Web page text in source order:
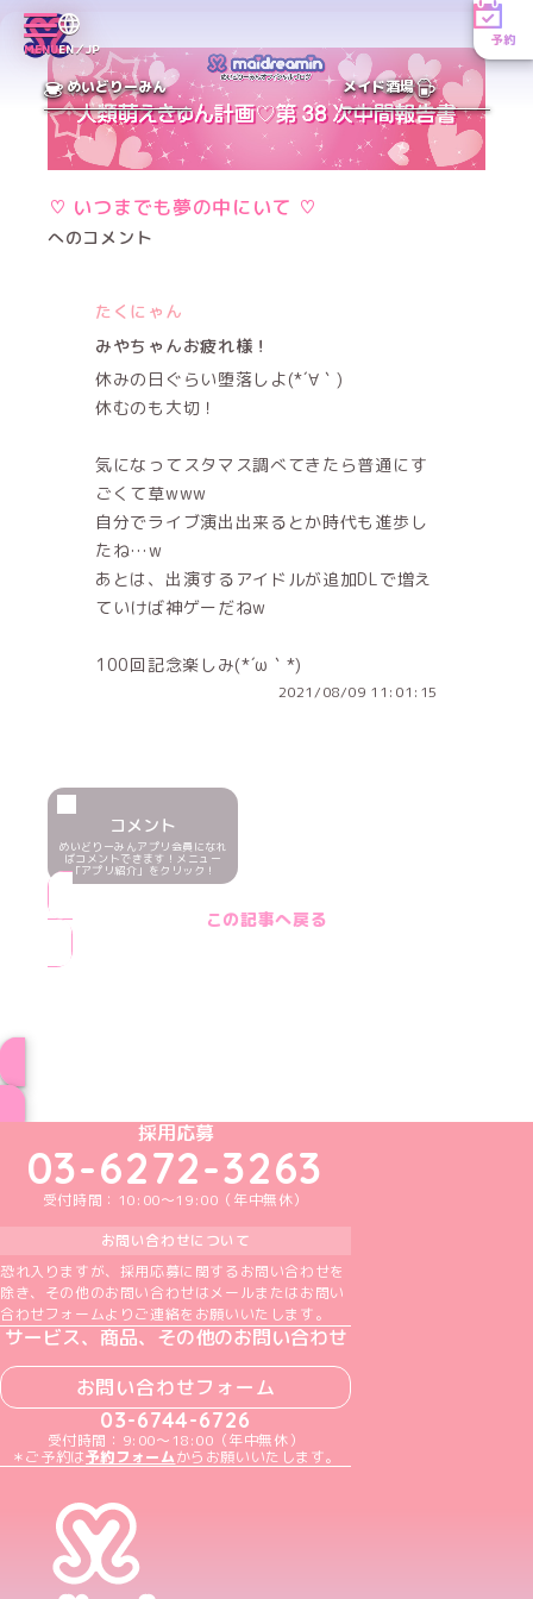
MENUEN／JP
予約
めいどりーみん メイド酒場
♡ いつまでも夢の中にいて ♡
へのコメント
たくにゃん
みやちゃんお疲れ様！
休みの日ぐらい堕落しよ(*´∀｀)
休むのも大切！
気になってスタマス調べてきたら普通にす
ごくて草www
自分でライブ演出出来るとか時代も進歩し
たね…w
あとは、出演するアイドルが追加DLで増え
ていけば神ゲーだねw
100回記念楽しみ(*´ω｀*)
2021/08/09 11:01:15
コメント
めいどりーみんアプリ会員になれ
ばコメントできます！メニュー
「アプリ紹介」をクリック！
この記事へ戻る
めいどりーみんTikTok公式アカウント
めいどりーみんX公式アカウント
めいどりーみんInstagram公式アカウント
めいどりーみんFacebook公式アカウン
めいどりーみんYouTube公式アカ
採用応募
03-6272-3263
受付時間：10:00～19:00（年中無休）
お問い合わせについて
恐れ入りますが、採用応募に関するお問い合わせを
除き、その他のお問い合わせはメールまたはお問い
合わせフォームよりご連絡をお願いいたします。
サービス、商品、その他のお問い合わせ
お問い合わせフォーム
03-6744-6726
受付時間：9:00～18:00（年中無休）
＊ご予約は予約フォームからお願いいたします。